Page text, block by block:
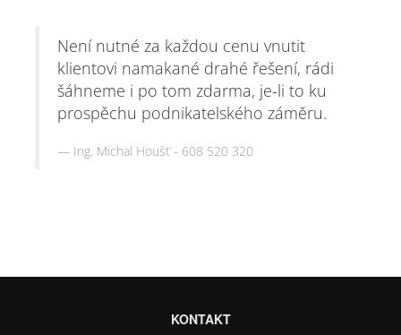
Není nutné za každou cenu vnutit
klientovi namakané drahé řešení, rádi
šáhneme i po tom zdarma, je-li to ku
prospěchu podnikatelského záměru.
Ing. Michal Houšť - 608 520 320
KONTAKT